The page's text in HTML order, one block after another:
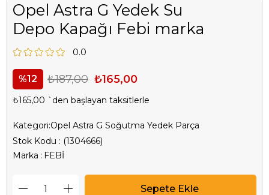
Opel Astra G Yedek Su
Depo Kapağı Febi marka
0.0
12 ₺187,00 ₺165,00
₺165,00 `den başlayan taksitlerle
Kategori:Opel Astra G Soğutma Yedek Parça
Stok Kodu
(1304666)
Marka : FEBİ